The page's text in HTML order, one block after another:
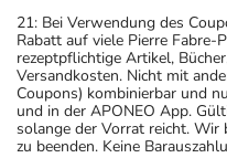
21: Bei Verwendung des
Rabatt auf viele Pierre
rezeptpflichtige Artikel,
Versandkosten. Nicht mit
Coupons) kombinierbar und
und in der APONEO App.
solange der Vorrat reicht.
zu beenden. Keine